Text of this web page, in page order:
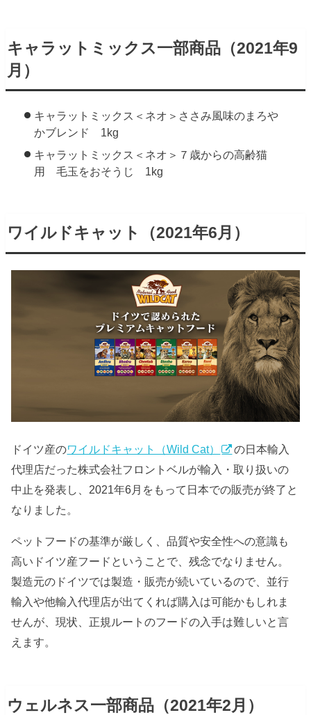
キャラットミックス一部商品（2021年9
月）
キャラットミックス＜ネオ＞ささみ風味のまろや
かブレンド 1kg
キャラットミックス＜ネオ＞７歳からの高齢猫
用 毛玉をおそうじ 1kg
ワイルドキャット（2021年6月）
ドイツ産のワイルドキャット（Wild Cat）
の日本輸入
代理店だった株式会社フロントベルが輸入・取り扱いの
中止を発表し、2021年6月をもって日本での販売が終了と
なりました。
ペットフードの基準が厳しく、品質や安全性への意識も
高いドイツ産フードということで、残念でなりません。
製造元のドイツでは製造・販売が続いているので、並行
輸入や他輸入代理店が出てくれば購入は可能かもしれま
せんが、現状、正規ルートのフードの入手は難しいと言
えます。
ウェルネス一部商品（2021年2月）